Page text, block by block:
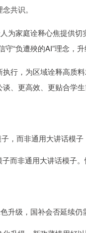
共识。
为家庭诠释心焦提供
“负遭殃的AI”理念，升
行，为区域诠释高质
、更高效、更贴合学
，而非通用大讲话模子
而非通用大讲话模子
升级，国补会否延续仍